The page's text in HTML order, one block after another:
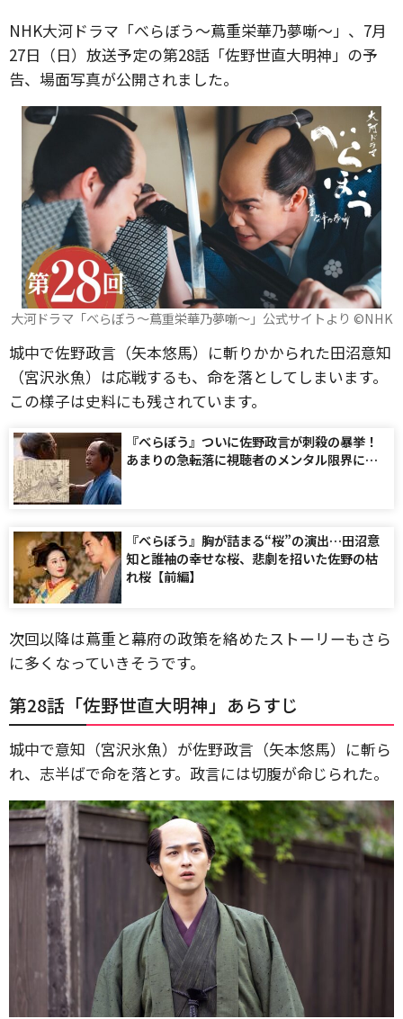
NHK大河ドラマ「べらぼう〜蔦重栄華乃夢噺〜」、7月
27日（日）放送予定の第28話「佐野世直大明神」の予
告、場面写真が公開されました。
大河ドラマ「べらぼう～蔦重栄華乃夢噺～」公式サイトより ©️NHK
城中で佐野政言（矢本悠馬）に斬りかかられた田沼意知
（宮沢氷魚）は応戦するも、命を落としてしまいます。
この様子は史料にも残されています。
『べらぼう』ついに佐野政言が刺殺の暴挙！
あまりの急転落に視聴者のメンタル限界に…
『べらぼう』胸が詰まる“桜”の演出…田沼意
知と誰袖の幸せな桜、悲劇を招いた佐野の枯
れ桜【前編】
次回以降は蔦重と幕府の政策を絡めたストーリーもさら
に多くなっていきそうです。
第28話「佐野世直大明神」あらすじ
城中で意知（宮沢氷魚）が佐野政言（矢本悠馬）に斬ら
れ、志半ばで命を落とす。政言には切腹が命じられた。